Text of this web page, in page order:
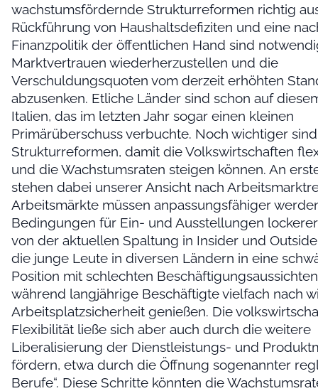
wachstumsfördernde Strukturreformen richtig
Rückführung von Haushaltsdefiziten und eine
Finanzpolitik der öffentlichen Hand sind
Marktvertrauen wiederherzustellen und die
Verschuldungsquoten vom derzeit erhöhten
abzusenken. Etliche Länder sind schon auf
Italien, das im letzten Jahr sogar einen kleinen
Primärüberschuss verbuchte. Noch wichtiger
Strukturreformen, damit die Volkswirtschaften
und die Wachstumsraten steigen können. An
stehen dabei unserer Ansicht nach
Arbeitsmärkte müssen anpassungsfähiger
Bedingungen für Ein- und Ausstellungen
von der aktuellen Spaltung in Insider und
die junge Leute in diversen Ländern in eine
Position mit schlechten
während langjährige Beschäftigte vielfach nach
Arbeitsplatzsicherheit genießen. Die
Flexibilität ließe sich aber auch durch die weitere
Liberalisierung der Dienstleistungs- und
fördern, etwa durch die Öffnung sogenannter
Berufe“. Diese Schritte könnten die